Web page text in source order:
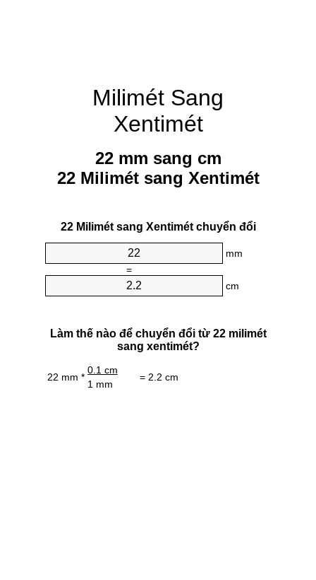
Milimét Sang
Xentimét
22 mm sang cm
22 Milimét sang Xentimét
22 Milimét sang Xentimét chuyển đổi
mm
=
cm
Làm thế nào để chuyển đổi từ 22 milimét
sang xentimét?
22 mm *
0.1 cm
= 2.2 cm
1 mm